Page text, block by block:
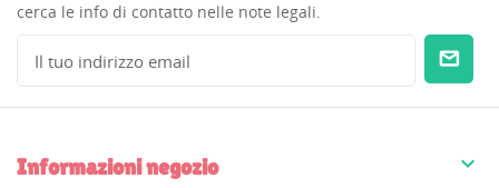
cerca le info di contatto nelle note legali.
Informazioni negozio 